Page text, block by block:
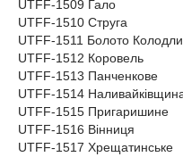
UTFF-1509 Гало
UTFF-1510 Струга
UTFF-1511 Болото
UTFF-1512 Коровель
UTFF-1513 Панченкове
UTFF-1514
UTFF-1515 Пригаришине
UTFF-1516 Вінниця
UTFF-1517 Хрещатинське